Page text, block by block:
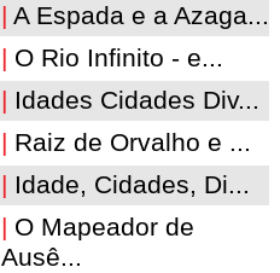
| A Espada e a Azaga...
| O Rio Infinito - e...
| Idades Cidades Div...
| Raiz de Orvalho e ...
| Idade, Cidades, Di...
| O Mapeador de
Ausê...